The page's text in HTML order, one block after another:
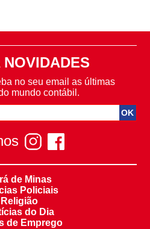
NOVIDADES
no seu email as últimas
mundo contábil.
de Minas
Policiais
Religião
do Dia
de Emprego